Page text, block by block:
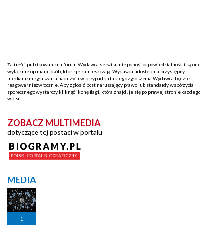
Za treści publikowane na forum Wydawca serwisu nie ponosi odpowiedzialności i są one
wyłącznie opiniami osób, które je zamieszczają. Wydawca udostępnia przystępny
mechanizm zgłaszania nadużyć i w przypadku takiego zgłoszenia Wydawca będzie
reagował niezwłocznie. Aby zgłosić post naruszający prawo lub standardy współżycia
społecznego wystarczy kliknąć ikonę flagi, która znajduje się po prawej stronie każdego
wpisu.
ZOBACZ MULTIMEDIA
dotyczące tej postaci w portalu
MEDIA
1